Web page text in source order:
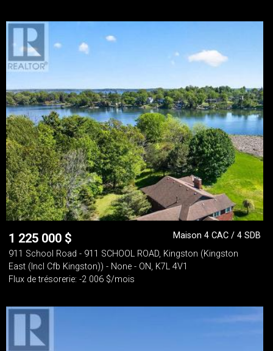
1 225 000 $
Maison 4 CAC / 4 SDB
911 School Road - 911 SCHOOL ROAD, Kingston (Kingston
East (Incl Cfb Kingston)) - None - ON, K7L 4V1
Flux de trésorerie: -2 006 $/mois